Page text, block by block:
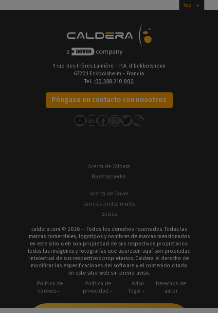
Top
1 rue des Frères Lumière - P.A. d'Eckbolsheim
67201 Eckbolsheim - Francia
Tel. +33 388 210 000
Póngase en contacto con nosotros
YouTube
LinkedIn
Facebook
Instagram
Twitter
Acerca de Caldera
Nuestras sedes
Acerca de Dover
Carreras profesionales
Socios
caldera.com © 2026 — Todos los derechos reservados. Todas las
marcas comerciales, logotipos y nombres de marcas mencionados
en este sitio web son propiedad de sus respectivos propietarios.
Todas las imágenes y fotografías que aparecen aquí son propiedad
intelectual de sus respectivos propietarios. Caldera el derecho de
modificar las especificaciones del software y el contenido citado
en este sitio web sin previo aviso.
Política de
cookies
Política de
privacidad
Aviso
legal
Derechos de
autor